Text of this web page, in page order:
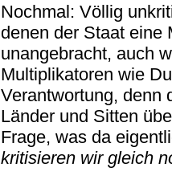
Nochmal: Völlig
denen der Staat eine
unangebracht, auch
Multiplikatoren wie
Verantwortung, denn
Länder und Sitten
Frage, was da
kritisieren wir gleich